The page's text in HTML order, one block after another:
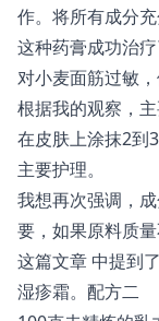
作。将所有成分
这种药膏成功治
对小麦面筋过敏
根据我的观察，
在皮肤上涂抹2到
主要护理。
我想再次强调，
要，如果原料质
这篇文章 中提到
湿疹霜。配方二